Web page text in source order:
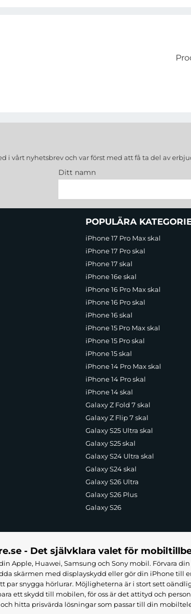
i vårt nyhetsbrev och var först med att få ta del av
Ditt namn
och länkarPOPULÄRA
iPhone 17 Pro Max skal
iPhone 17 Pro skal
iPhone 17 skal
iPhone 16e skal
iPhone 16 Pro Max skal
iPhone 16 Pro skal
iPhone 16 skal
iPhone 15 Pro Max skal
iPhone 15 Pro skal
iPhone 15 skal
iPhone 14 Pro Max skal
iPhone 14 Pro skal
iPhone 14 skal
Galaxy Z Fold 7 skal
Galaxy Z Flip 7 skal
Galaxy S25 Ultra skal
Galaxy S25 skal
Galaxy S24 Ultra skal
Galaxy S24 skal
Galaxy S26 Ultra
Galaxy S26 Plus
Galaxy S26
- Det självklara valet för
Apple, Huawei, Samsung och Sony mobil. Förvara din
skärmen med displayskydd eller gör din iPhone till
snygga hörlurar. Möjligheterna är i stort sett
ett skydd till mobilen, för oss är det attityd och
hitta prisvärda lösningar som passar till din